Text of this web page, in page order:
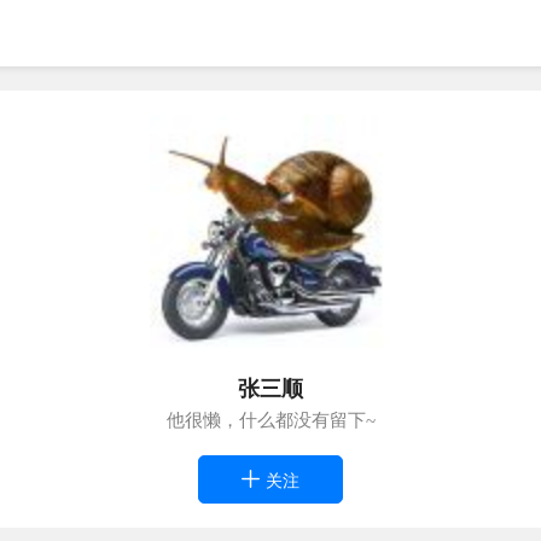
张三顺
他很懒，什么都没有留下~
关注